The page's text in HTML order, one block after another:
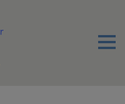
Menu